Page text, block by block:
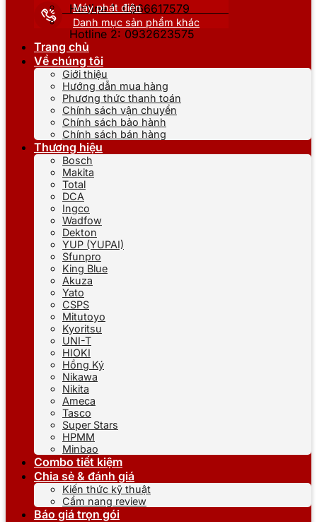
Hotline 1: 0866617579
Hotline 2: 0932623575
Máy phát điện
Danh mục sản phẩm khác
Trang chủ
Về chúng tôi
Giới thiệu
Hướng dẫn mua hàng
Phương thức thanh toán
Chính sách vận chuyển
Chính sách bảo hành
Chính sách bán hàng
Thương hiệu
Bosch
Makita
Total
DCA
Ingco
Wadfow
Dekton
YUP (YUPAI)
Sfunpro
King Blue
Akuza
Yato
CSPS
Mitutoyo
Kyoritsu
UNI-T
HIOKI
Hồng Ký
Nikawa
Nikita
Ameca
Tasco
Super Stars
HPMM
Minbao
Combo tiết kiệm
Chia sẻ & đánh giá
Kiến thức kỹ thuật
Cẩm nang review
Báo giá trọn gói